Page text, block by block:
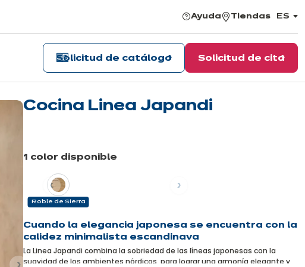
Ayuda Tiendas ES
,
Solicitud de cita
Solicitud de catálogo
Cocina Linea Japandi
1 color disponible
Anterior
Cuando la elegancia japonesa se encuentra con la
calidez minimalista escandinava
La Linea Japandi combina la sobriedad de las líneas japonesas con la
suavidad de los ambientes nórdicos, para lograr una armonía elegante y
Roble de Sierra